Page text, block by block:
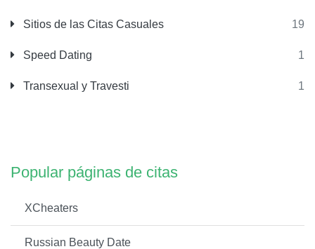
Sitios de las Citas Casuales 19
Speed Dating 1
Transexual y Travesti 1
Popular páginas de citas
XCheaters
Russian Beauty Date